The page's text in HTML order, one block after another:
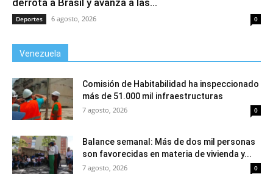
derrota a Brasil y avanza a las...
Deportes 6 agosto, 2026 0
Venezuela
Comisión de Habitabilidad ha inspeccionado
más de 51.000 mil infraestructuras
7 agosto, 2026 0
Balance semanal: Más de dos mil personas
son favorecidas en materia de vivienda y...
7 agosto, 2026 0